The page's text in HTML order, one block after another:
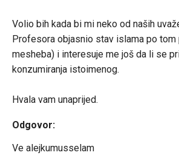
Volio bih kada bi mi neko od naših
Profesora objasnio stav islama po tom
mesheba) i interesuje me još da li se
konzumiranja istoimenog.
Hvala vam unaprijed.
Odgovor:
Ve alejkumusselam